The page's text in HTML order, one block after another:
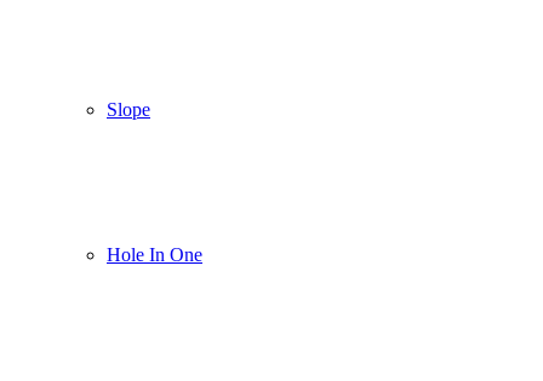
Slope
Hole In One